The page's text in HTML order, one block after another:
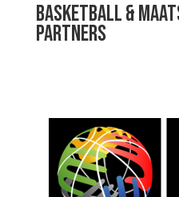
BASKETBALL &
PARTNERS